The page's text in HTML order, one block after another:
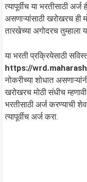
त्यापूर्वीच या भरतीसाठी
असणाऱ्यांसाठी खरोखरच ही
तारखेच्या अगोदरच तुम्हाला
या भरती प्रक्रियेसाठी
https://
नोकरीच्या शोधात
खरोखरच मोठी संधीच
भरतीसाठी अर्ज करण्याची
त्यापूर्वीच अर्ज करा.